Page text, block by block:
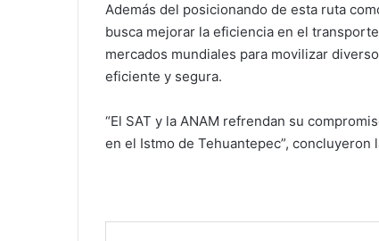
Además del posicionando de esta ruta
busca mejorar la eficiencia en el
mercados mundiales para movilizar
eficiente y segura.
“El SAT y la ANAM refrendan su
en el Istmo de Tehuantepec”, concluyeron